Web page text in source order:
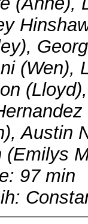
(Wen),
Austin
(Emilys
97 min